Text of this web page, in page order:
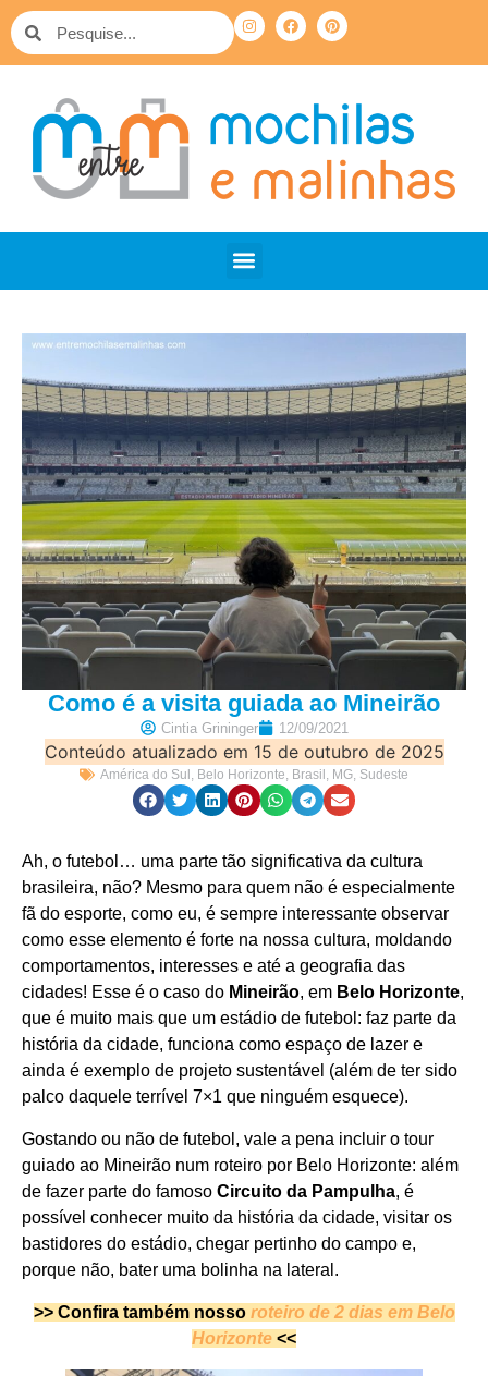
Como é a visita guiada ao Mineirão
Cintia Grininger 12/09/2021
Conteúdo atualizado em 15 de outubro de 2025
América do Sul Belo Horizonte Brasil MG Sudeste
Ah, o futebol… uma parte tão significativa da cultura
brasileira, não? Mesmo para quem não é especialmente
fã do esporte, como eu, é sempre interessante observar
como esse elemento é forte na nossa cultura, moldando
comportamentos, interesses e até a geografia das
cidades! Esse é o caso do Mineirão, em Belo Horizonte,
que é muito mais que um estádio de futebol: faz parte da
história da cidade, funciona como espaço de lazer e
ainda é exemplo de projeto sustentável (além de ter sido
palco daquele terrível 7×1 que ninguém esquece).
Gostando ou não de futebol, vale a pena incluir o tour
guiado ao Mineirão num roteiro por Belo Horizonte: além
de fazer parte do famoso Circuito da Pampulha, é
possível conhecer muito da história da cidade, visitar os
bastidores do estádio, chegar pertinho do campo e,
porque não, bater uma bolinha na lateral.
>> Confira também nosso roteiro de 2 dias em Belo
Horizonte <<